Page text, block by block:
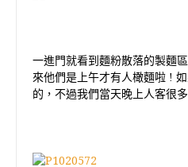
一進門就看到麵粉散落的製麵
來他們是上午才有人橄麵啦 !
的，不過我們當天晚上人客很